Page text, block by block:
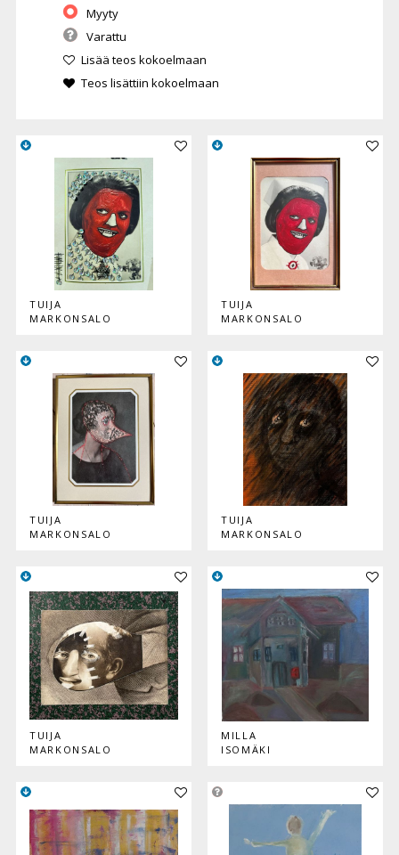
Myyty
Varattu
Lisää teos kokoelmaan
Teos lisättiin kokoelmaan
Lisää teos kokoelmaan
TUIJA
MARKONSALO
Lisää
TUIJA
MARKONSALO
Lisää teos kokoelmaan
TUIJA
MARKONSALO
Lisää
TUIJA
MARKONSALO
Lisää teos kokoelmaan
TUIJA
MARKONSALO
Lisää
MILLA
ISOMÄKI
Lisää teos kokoelmaan Lisää